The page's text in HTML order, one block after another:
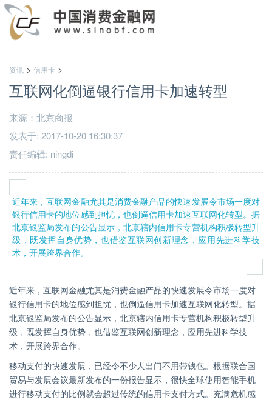
资讯> 信用卡 >
互联网化倒逼银行信用卡加速转型
来源：北京商报
发表于: 2017-10-20 16:30:37
责任编辑: ningdi
近年来，互联网金融尤其是消费金融产品的快速发展令市场一度对
银行信用卡的地位感到担忧，也倒逼信用卡加速互联网化转型。据
北京银监局发布的公告显示，北京辖内信用卡专营机构积极转型升
级，既发挥自身优势，也借鉴互联网创新理念，应用先进科学技
术，开展跨界合作。
近年来，互联网金融尤其是消费金融产品的快速发展令市场一度对
银行信用卡的地位感到担忧，也倒逼信用卡加速互联网化转型。据
北京银监局发布的公告显示，北京辖内信用卡专营机构积极转型升
级，既发挥自身优势，也借鉴互联网创新理念，应用先进科学技
术，开展跨界合作。
移动支付的快速发展，已经令不少人出门不用带钱包。根据联合国
贸易与发展会议最新发布的一份报告显示，很快全球使用智能手机
进行移动支付的比例就会超过传统的信用卡支付方式。充满危机感